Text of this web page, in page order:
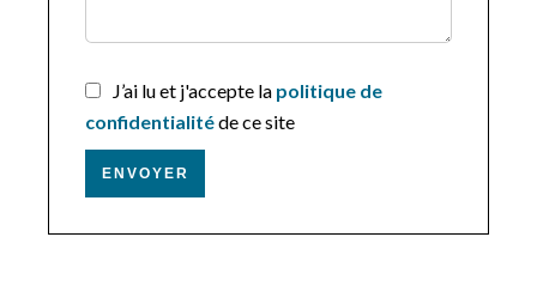
J’ai lu et j'accepte la politique de
confidentialitéde ce site
ENVOYER